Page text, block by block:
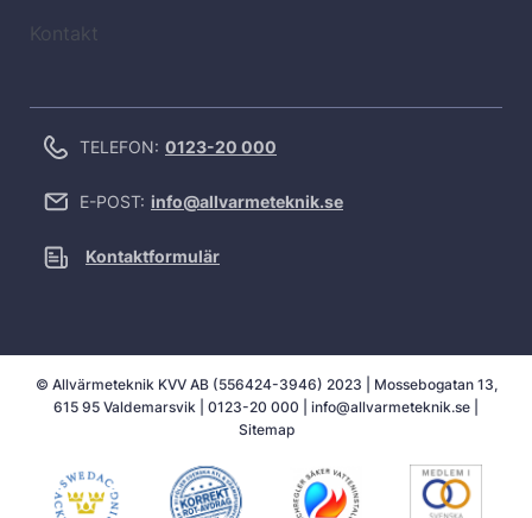
Kontakt
TELEFON: 0123-20 000
E-POST: info@allvarmeteknik.se
Kontaktformulär
© Allvärmeteknik KVV AB (556424-3946) 2023 | Mossebogatan 13,
615 95 Valdemarsvik | 0123-20 000 info@allvarmeteknik.se
Sitemap